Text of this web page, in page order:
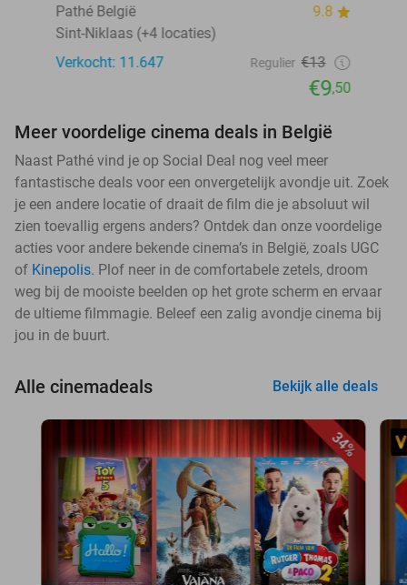
Pathé België
9.8
Sint-Niklaas (+4 locaties)
Verkocht: 11.647
Regulier €13
€9,50
Meer voordelige cinema deals in België
Naast Pathé vind je op Social Deal nog veel meer
fantastische deals voor een onvergetelijk avondje uit. Zoek
je een andere locatie of draait de film die je absoluut wil
zien toevallig ergens anders? Ontdek dan onze voordelige
acties voor andere bekende cinema’s in België, zoals UGC
of Kinepolis. Plof neer in de comfortabele zetels, droom
weg bij de mooiste beelden op het grote scherm en ervaar
de ultieme filmmagie. Beleef een zalig avondje cinema bij
jou in de buurt.
Alle cinemadeals Bekijk alle deals
34%